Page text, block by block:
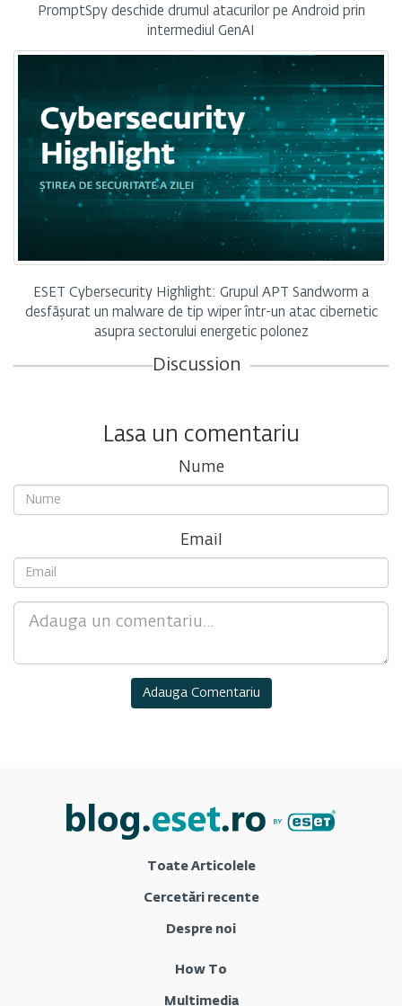
PromptSpy deschide drumul atacurilor pe Android prin
intermediul GenAI
ESET Cybersecurity Highlight: Grupul APT Sandworm a
desfășurat un malware de tip wiper într-un atac cibernetic
asupra sectorului energetic polonez
Discussion
Lasa un comentariu
Nume
Email
Toate Articolele
Cercetări recente
Despre noi
How To
Multimedia